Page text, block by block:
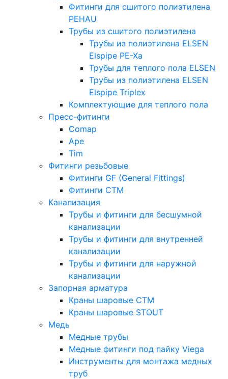
Фитинги для сшитого полиэтилена
PEHAU
Трубы из сшитого полиэтилена
Трубы из полиэтилена ELSEN
Elspipe PE-Xa
Трубы для теплого пола ELSEN
Трубы из полиэтилена ELSEN
Elspipe Triplex
Комплектующие для теплого пола
Пресс-фитинги
Comap
Ape
Tim
Фитинги резьбовые
Фитинги GF (General Fittings)
Фитинги CTM
Канализация
Трубы и фитинги для бесшумной
канализации
Трубы и фитинги для внутренней
канализации
Трубы и фитинги для наружной
канализации
Запорная арматура
Краны шаровые СТМ
Краны шаровые STOUT
Медь
Медные трубы
Медные фитинги под пайку Viega
Инструменты для монтажа медных
труб